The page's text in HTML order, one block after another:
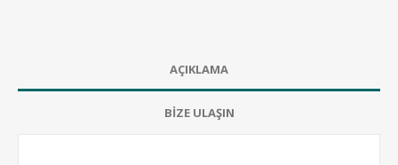
AÇIKLAMA
BİZE ULAŞIN